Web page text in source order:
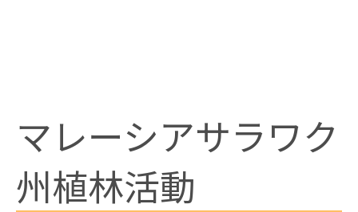
マレーシアサラワク
州植林活動